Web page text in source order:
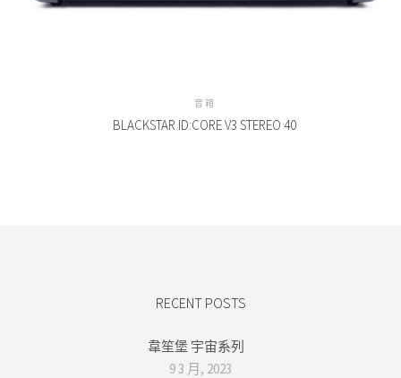
音箱
BLACKSTAR ID:CORE V3 STEREO 40
RECENT POSTS
韋笙堡 宇宙系列
9 3 月, 2023